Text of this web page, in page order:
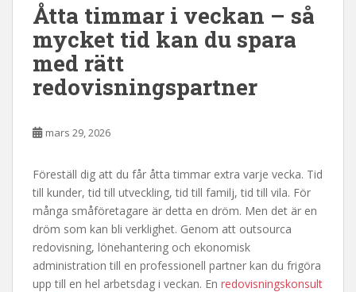
Åtta timmar i veckan – så
mycket tid kan du spara
med rätt
redovisningspartner
mars 29, 2026
Föreställ dig att du får åtta timmar extra varje vecka. Tid
till kunder, tid till utveckling, tid till familj, tid till vila. För
många småföretagare är detta en dröm. Men det är en
dröm som kan bli verklighet. Genom att outsourca
redovisning, lönehantering och ekonomisk
administration till en professionell partner kan du frigöra
upp till en hel arbetsdag i veckan. En redovisningskonsult